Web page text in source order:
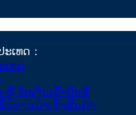
ເທດ：
ເທດ
ຮັບເງິນເຂົ້າບັນຊີ
ອ​ການ​ນຳ​ເຂົ້າສິນຄ້າ